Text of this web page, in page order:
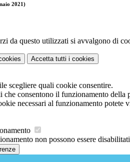
2021)
da questo utilizzati si avvalgono di
Accetta tutti i cookies
scegliere quali cookie consentire.
che consentono il funzionamento
necessari al funzionamento potete
non possono essere